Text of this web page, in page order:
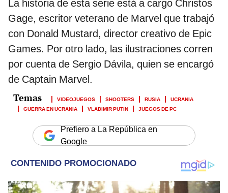
La historia de esta serie está a cargo Christos
Gage, escritor veterano de Marvel que trabajó
con Donald Mustard, director creativo de Epic
Games. Por otro lado, las ilustraciones corren
por cuenta de Sergio Dávila, quien se encargó
de Captain Marvel.
VIDEOJUEGOS SHOOTERS RUSIA
UCRANIA
GUERRA EN UCRANIA
VLADIMIR PUTIN JUEGOS DE PC
Prefiero a La República en
Google